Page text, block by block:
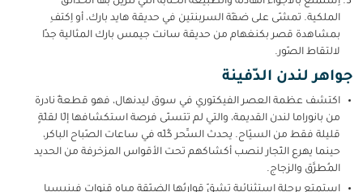
الملكية. تمشّى على ضفّة السربنتين في حديقة هايد بارك، أو اِكتفِ
بمشاهدة قصر بكنغهام من حديقة سانت جيمس بارك المثالية جدًا
لالتقاط الصّور.
جواهر لندن الدّفينة
اكتشف عظمة العصر الفيكتوري في سوق ليدنهال، فهو قطعةٌ نادرة
من بانوراما لندن القديمة، والتي لم تتسنّى فرصة استكشافها إلّا لقلّةٍ
قليلة فقط من السيّاح. يحدث السِّحر كُلّه في ساعات الصّباح الباكر،
حينما يهرع التّجار لنصب أكشاكهم تحت الأقواس المزخرفة من الحديد
المُطرَّق والزجاج.
استمتع برحلةٍ استثنائية تشقّ قواربُها الضيّقة مياه قنوات فينيسيا